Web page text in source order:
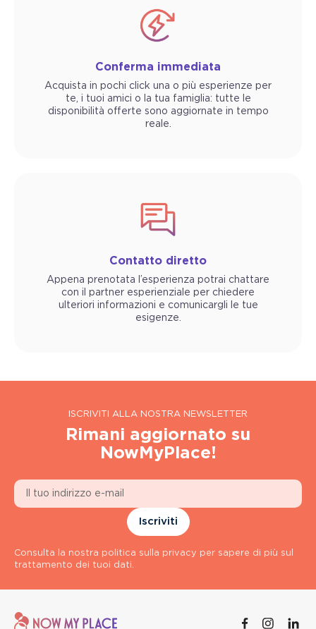
Conferma immediata
Acquista in pochi click una o più esperienze per
te, i tuoi amici o la tua famiglia: tutte le
disponibilità offerte sono aggiornate in tempo
reale.
Contatto diretto
Appena prenotata l’esperienza potrai chattare
con il partner esperienziale per chiedere
ulteriori informazioni e comunicargli le tue
esigenze.
ISCRIVITI ALLA NOSTRA NEWSLETTER
Rimani aggiornato su
NowMyPlace!
Iscriviti
Consulta la nostra politica sulla privacy per sapere di più sul
trattamento dei tuoi dati.